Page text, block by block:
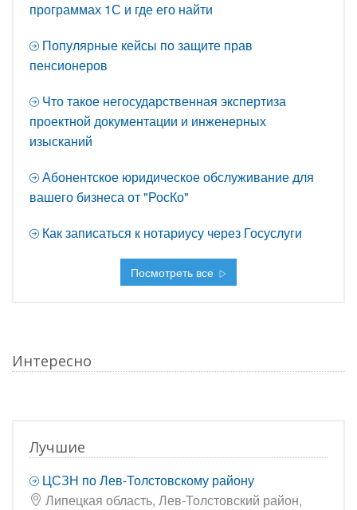
программах 1С и где его найти
Популярные кейсы по защите прав
пенсионеров
Что такое негосударственная экспертиза
проектной документации и инженерных
изысканий
Абонентское юридическое обслуживание для
вашего бизнеса от "РосКо"
Как записаться к нотариусу через Госуслуги
Посмотреть все
Интересно
Лучшие
ЦСЗН по Лев-Толстовскому району
Липецкая область, Лев-Толстовский район,